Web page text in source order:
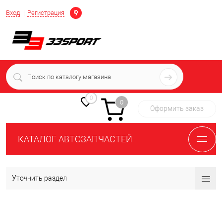
Вход Регистрация
Определение
+7 (939) 716-10-06
пн-пт 7:00-16:00 МСК
0
0
Оформить заказ
КАТАЛОГ АВТОЗАПЧАСТЕЙ
Уточнить раздел